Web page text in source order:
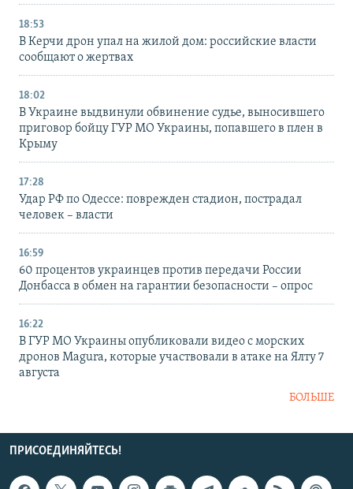
18:53
В Керчи дрон упал на жилой дом: российские власти
сообщают о жертвах
18:02
В Украине выдвинули обвинение судье, выносившего
приговор бойцу ГУР МО Украины, попавшего в плен в
Крыму
17:28
Удар РФ по Одессе: поврежден стадион, пострадал
человек – власти
16:59
60 процентов украинцев против передачи России
Донбасса в обмен на гарантии безопасности – опрос
16:22
В ГУР МО Украины опубликовали видео с морских
дронов Magura, которые участвовали в атаке на Ялту 7
августа
БОЛЬШЕ
ПРИСОЕДИНЯЙТЕСЬ!